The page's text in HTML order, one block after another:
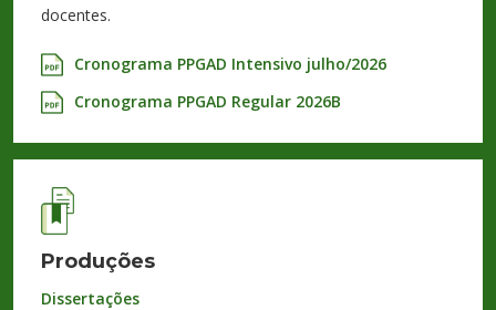
docentes.
Cronograma PPGAD Intensivo julho/2026
Cronograma PPGAD Regular 2026B
Produções
Dissertações